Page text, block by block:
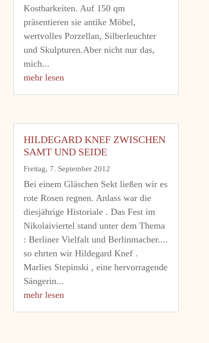
Kostbarkeiten. Auf 150 qm
präsentieren sie antike Möbel,
wertvolles Porzellan, Silberleuchter
und Skulpturen.Aber nicht nur das,
mich...
mehr lesen
HILDEGARD KNEF ZWISCHEN
SAMT UND SEIDE
Freitag, 7. September 2012
Bei einem Gläschen Sekt ließen wir es
rote Rosen regnen. Anlass war die
diesjährige Historiale . Das Fest im
Nikolaiviertel stand unter dem Thema
: Berliner Vielfalt und Berlinmacher....
so ehrten wir Hildegard Knef .
Marlies Stepinski , eine hervorragende
Sängerin...
mehr lesen